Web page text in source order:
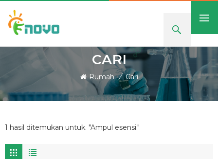
CARI
Rumah / Cari
1 hasil ditemukan untuk. "Ampul esensi."